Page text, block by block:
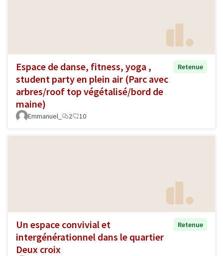
Espace de danse, fitness, yoga ,
student party en plein air (Parc avec
arbres/roof top végétalisé/bord de
maine)
Retenue
Emmanuel_ 2 10
Un espace convivial et
intergénérationnel dans le quartier
Deux croix
Retenue